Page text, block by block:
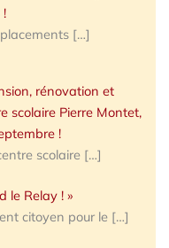
[…]
rénovation et
scolaire Pierre Montet,
!
scolaire […]
le Relay ! »
citoyen pour le […]